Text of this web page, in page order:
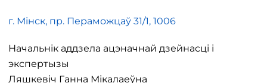
г. Мінск, пр. Пераможцаў 31/1, 1006
Начальнік аддзела ацэначнай дзейнасці і
экспертызы
Ляшкевіч Ганна Мікалаеўна